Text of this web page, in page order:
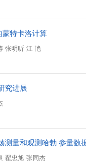
蒙特卡洛计算
张明昕 江 艳
究进展
测量和观测哈勃 参量数
翟忠旭 张同杰